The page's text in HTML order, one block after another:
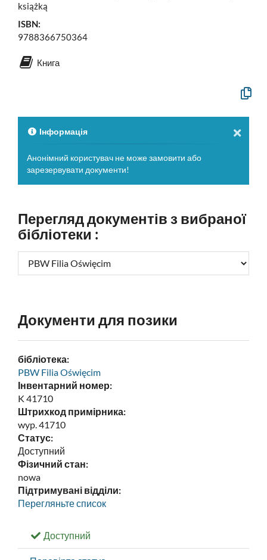
książką
ISBN:
9788366750364
Книга
у
Інформація
Анонімний користувач не може замовити або
зарезервувати документи!
Перегляд документів з вибраної
бібліотеки :
Документи для позики
бібліотека:
PBW Filia Oświęcim
Інвентарний номер:
K 41710
Штрихкод примірника:
wyp. 41710
Статус:
Доступний
Фізичний стан:
nowa
Підтримувані відділи:
Перегляньте список
Доступний